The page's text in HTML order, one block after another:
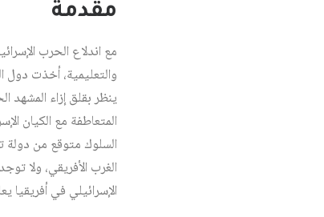
مقدمة
والتعليمية، أخذت دول
ينظر بقلق إزاء المشهد
المتعاطفة مع الكيان
السلوك متوقع من دولة
الغرب الأفريقي، ولا
الإسرائيلي في